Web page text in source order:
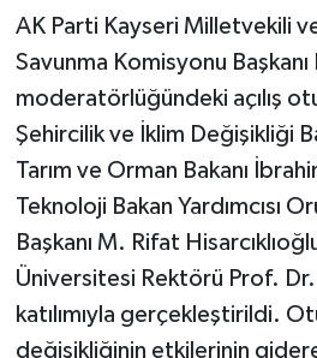
AK Parti Kayseri Milletvekili
Savunma Komisyonu Başkanı
moderatörlüğündeki açılış
Şehircilik ve İklim Değişikliği
Tarım ve Orman Bakanı
Teknoloji Bakan Yardımcısı
Başkanı M. Rifat
Üniversitesi Rektörü Prof. Dr.
katılımıyla gerçekleştirildi.
değişikliğinin etkilerinin